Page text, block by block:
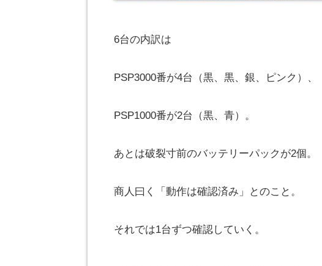
6台の内訳は
PSP3000番が4台（黒、黒、銀、ピンク）、
PSP1000番が2台（黒、青）。
あとは破裂寸前のバッテリーパックが2個。
商人曰く「動作は確認済み」とのこと。
それでは1台ずつ確認していく。